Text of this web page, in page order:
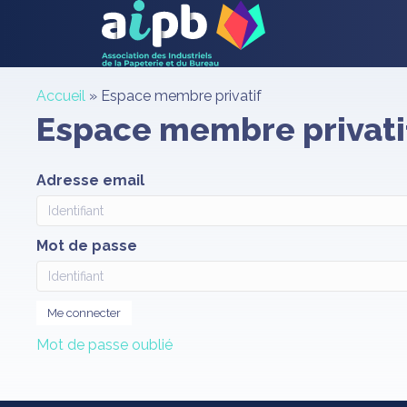
Accueil » Espace membre privatif
Espace membre
Adresse email
Mot de passe
Mot de passe oublié